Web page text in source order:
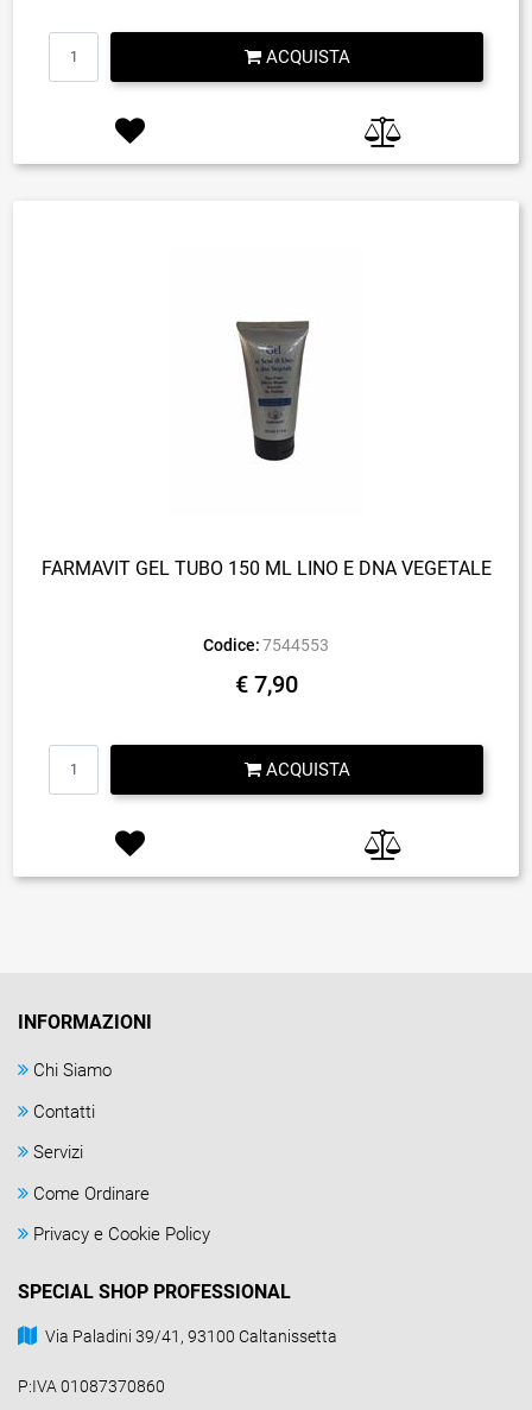
ACQUISTA
FARMAVIT GEL TUBO 150 ML LINO E DNA VEGETALE
Codice: 7544553
€ 7,90
ACQUISTA
INFORMAZIONI
Chi Siamo
Contatti
Servizi
Come Ordinare
Privacy e Cookie Policy
SPECIAL SHOP PROFESSIONAL
Via Paladini 39/41, 93100 Caltanissetta
P:IVA 01087370860